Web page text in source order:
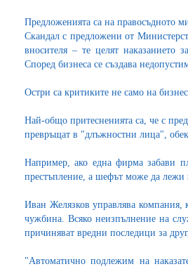
Предложенията са на правосъдното
Скандал с предложени от
вносителя – те целят наказанието
Според бизнеса се създава
Остри са критиките не само на
Най-общо притесненията са, че с
превръщат в "длъжностни лица",
Например, ако една фирма забави
престъпление, а шефът може да лежи
Иван Желязков управлява компания,
чужбина. Всяко неизпълнение на
причиняват вредни последици за
"Автоматично подлежим на